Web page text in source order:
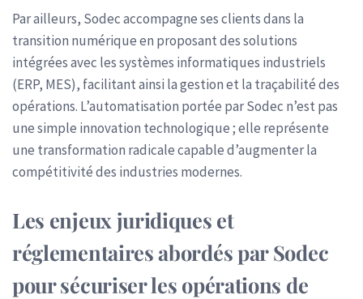
Par ailleurs, Sodec accompagne ses clients dans la
transition numérique en proposant des solutions
intégrées avec les systèmes informatiques industriels
(ERP, MES), facilitant ainsi la gestion et la traçabilité des
opérations. L’automatisation portée par Sodec n’est pas
une simple innovation technologique ; elle représente
une transformation radicale capable d’augmenter la
compétitivité des industries modernes.
Les enjeux juridiques et
réglementaires abordés par Sodec
pour sécuriser les opérations de